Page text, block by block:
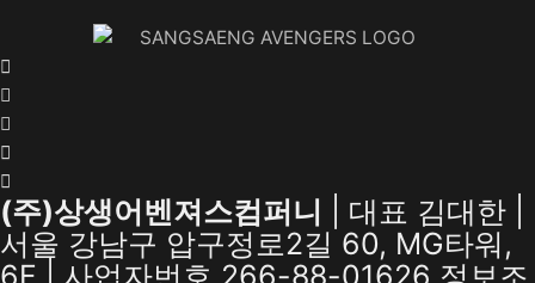
(주)상생어벤져스컴퍼니 | 대표 김대한 |
서울 강남구 압구정로2길 60, MG타워,
6F | 사업자번호 266-88-01626 정보조